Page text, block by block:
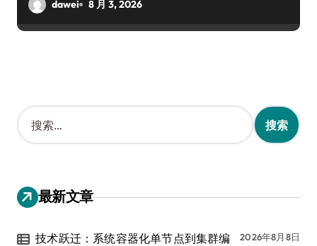
dawei 8 月 3, 2026
搜
索
：
最新文章
技术跃迁：系统容器化单节点到集群编
2026年8月8日